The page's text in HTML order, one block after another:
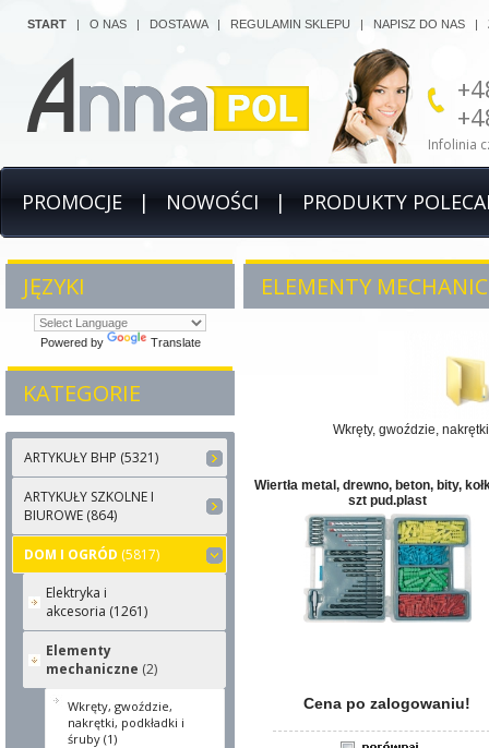
Infolinia
START | O NAS | DOSTAWA| REGULAMIN SKLEPU | NAPISZ DO NAS |
PROMOCJE | NOWOŚCI | PRODUKTY
JĘZYKI
Powered by Translate
KATEGORIE
ARTYKUŁY BHP (5321)
ARTYKUŁY SZKOLNE I
BIUROWE (864)
DOM I OGRÓD (5817)
Elektryka i
akcesoria (1261)
Elementy
mechaniczne (2)
Wkręty, gwoździe,
nakrętki, podkładki i
śruby (1)
ELEMENTY
Wkręty, gwoździe,
Wiertła metal, drewno, beton, bity,
szt pud.plast
Cena po zalogowaniu!